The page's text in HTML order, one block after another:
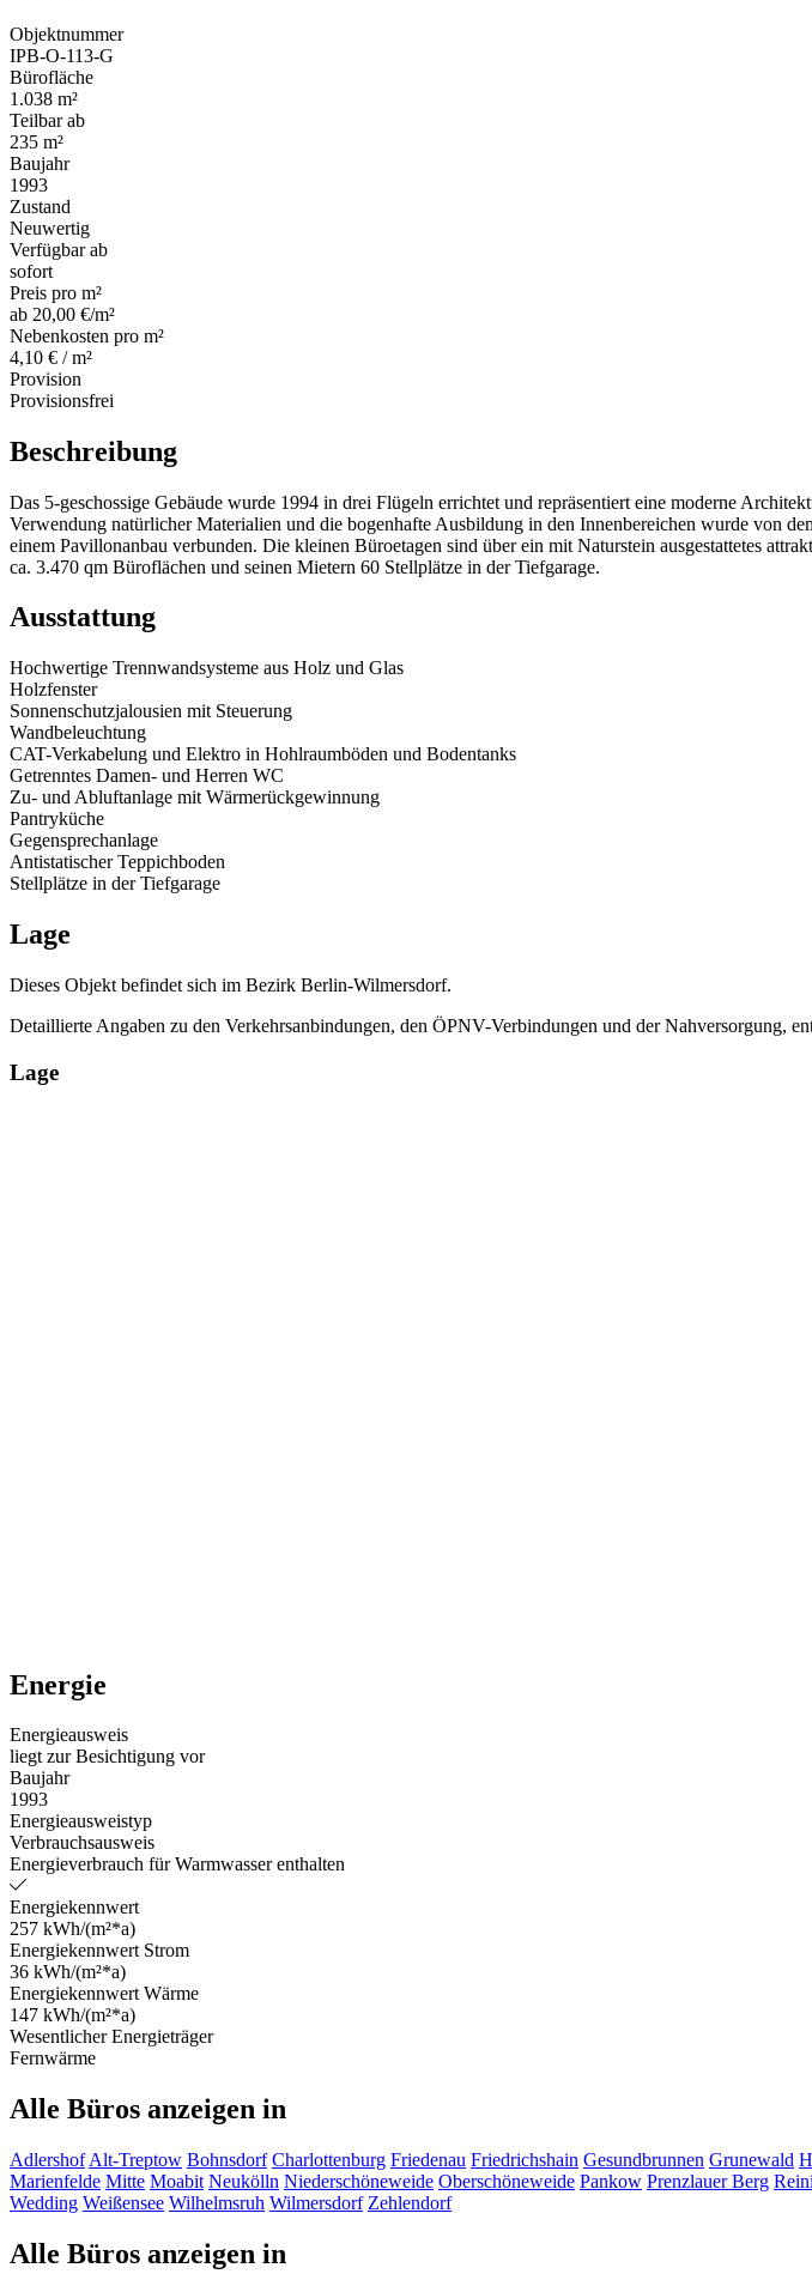
Objektnummer
IPB-O-113-G
Bürofläche
1.038 m²
Teilbar ab
235 m²
Baujahr
1993
Zustand
Neuwertig
Verfügbar ab
sofort
Preis pro m²
ab 20,00 €/m²
Nebenkosten pro m²
4,10 € / m²
Provision
Provisionsfrei
Beschreibung
Das 5-geschossige Gebäude wurde 1994 in drei Flügeln errichtet und repräsentiert eine moderne
Verwendung natürlicher Materialien und die bogenhafte Ausbildung in den Innenbereichen wurde von
einem Pavillonanbau verbunden. Die kleinen Büroetagen sind über ein mit Naturstein ausgestattetes
ca. 3.470 qm Büroflächen und seinen Mietern 60 Stellplätze in der Tiefgarage.
Ausstattung
Hochwertige Trennwandsysteme aus Holz und Glas
Holzfenster
Sonnenschutzjalousien mit Steuerung
Wandbeleuchtung
CAT-Verkabelung und Elektro in Hohlraumböden und Bodentanks
Getrenntes Damen- und Herren WC
Zu- und Abluftanlage mit Wärmerückgewinnung
Pantryküche
Gegensprechanlage
Antistatischer Teppichboden
Stellplätze in der Tiefgarage
Lage
Dieses Objekt befindet sich im Bezirk Berlin-Wilmersdorf.
Detaillierte Angaben zu den Verkehrsanbindungen, den ÖPNV-Verbindungen und der Nahversorgung,
Lage
Energie
Energieausweis
liegt zur Besichtigung vor
Baujahr
1993
Energieausweistyp
Verbrauchsausweis
Energieverbrauch für Warmwasser enthalten
Energiekennwert
257 kWh/(m²*a)
Energiekennwert Strom
36 kWh/(m²*a)
Energiekennwert Wärme
147 kWh/(m²*a)
Wesentlicher Energieträger
Fernwärme
Alle Büros anzeigen in
Adlershof Alt-Treptow Bohnsdorf Charlottenburg Friedenau Friedrichshain Gesundbrunnen Grunewald
Marienfelde Mitte Moabit Neukölln Niederschöneweide Oberschöneweide Pankow Prenzlauer Berg
Wedding Weißensee Wilhelmsruh Wilmersdorf Zehlendorf
Alle Büros anzeigen in